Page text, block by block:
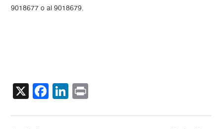
9018677 o al 9018679.
X Facebook
LinkedIn